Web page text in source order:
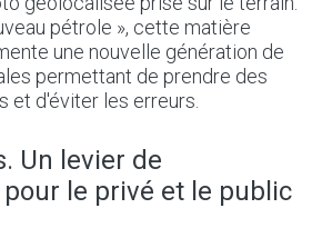
pétrole », cette matière
une nouvelle génération de
permettant de prendre des
et d'éviter les erreurs.
Un levier de
le privé et le public